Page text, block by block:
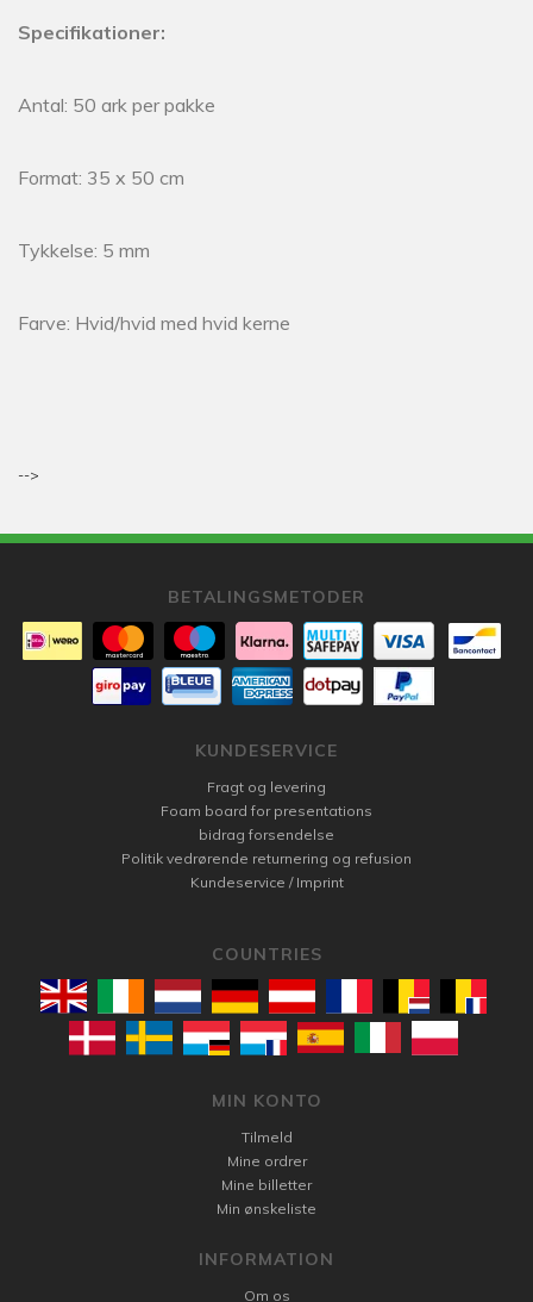
Specifikationer:
Antal: 50 ark per pakke
Format: 35 x 50 cm
Tykkelse: 5 mm
Farve: Hvid/hvid med hvid kerne
-->
BETALINGSMETODER
KUNDESERVICE
Fragt og levering
Foam board for presentations
bidrag forsendelse
Politik vedrørende returnering og refusion
Kundeservice / Imprint
COUNTRIES
MIN KONTO
Tilmeld
Mine ordrer
Mine billetter
Min ønskeliste
INFORMATION
Om os